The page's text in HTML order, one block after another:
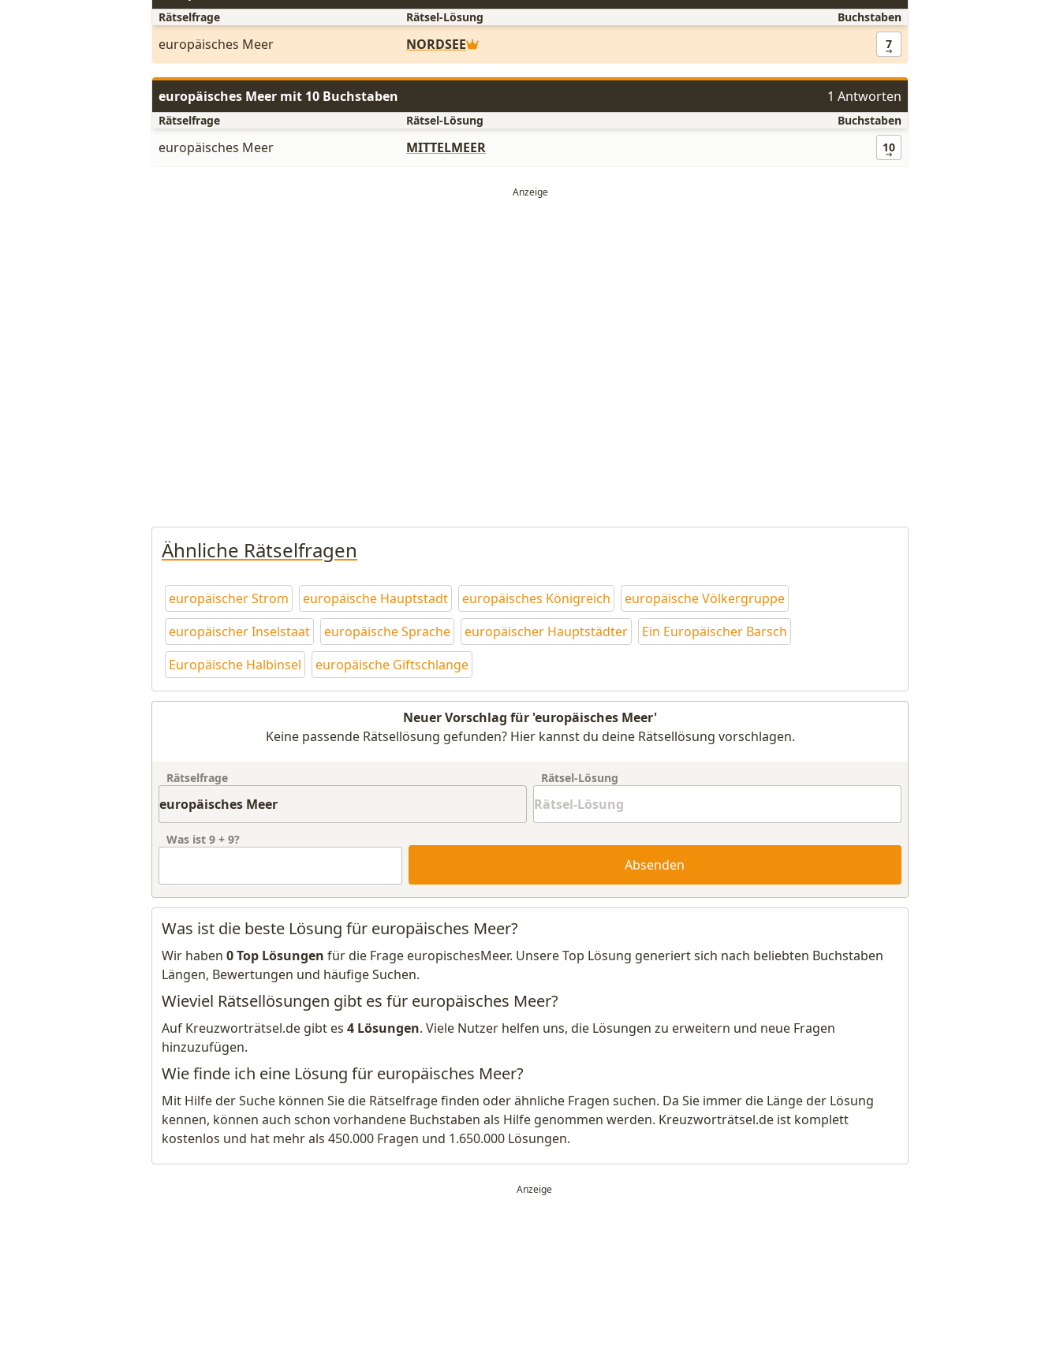
Rätselfrage Rätsel-Lösung Buchstaben
europäisches Meer NORDSEE 7
europäisches Meer mit 10 Buchstaben 1 Antworten
Rätselfrage Rätsel-Lösung Buchstaben
europäisches Meer MITTELMEER 10
Ähnliche Rätselfragen
europäischer Strom europäische Hauptstadt europäisches Königreich
europäische Völkergruppe
europäischer Inselstaat
europäische Sprache europäischer Hauptstädter
Ein Europäischer Barsch
Europäische Halbinsel
europäische Giftschlange
Neuer Vorschlag für 'europäisches Meer'
Keine passende Rätsellösung gefunden? Hier kannst du deine Rätsellösung vorschlagen.
Rätselfrage Rätsel-Lösung
Was ist 9 + 9?
Absenden
Was ist die beste Lösung für europäisches Meer?
Wir haben 0 Top Lösungen für die Frage europischesMeer. Unsere Top Lösung generiert sich nach beliebten Buchstaben
Längen, Bewertungen und häufige Suchen.
Wieviel Rätsellösungen gibt es für europäisches Meer?
Auf Kreuzworträtsel.de gibt es 4 Lösungen. Viele Nutzer helfen uns, die Lösungen zu erweitern und neue Fragen
hinzuzufügen.
Wie finde ich eine Lösung für europäisches Meer?
Mit Hilfe der Suche können Sie die Rätselfrage finden oder ähnliche Fragen suchen. Da Sie immer die Länge der Lösung
kennen, können auch schon vorhandene Buchstaben als Hilfe genommen werden. Kreuzworträtsel.de ist komplett
kostenlos und hat mehr als 450.000 Fragen und 1.650.000 Lösungen.